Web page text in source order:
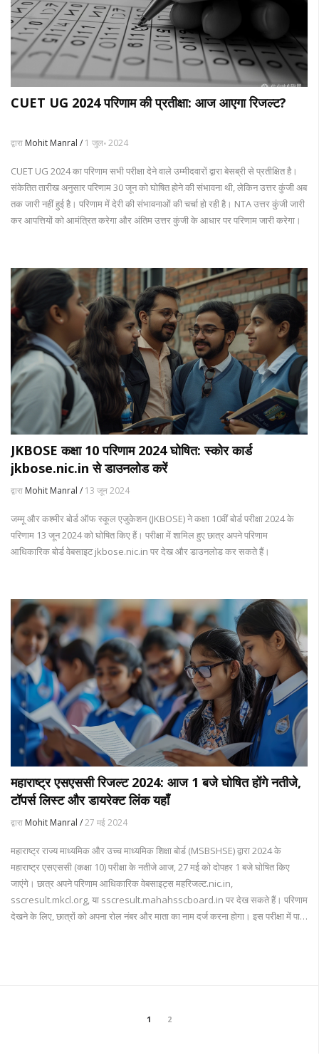
CUET UG 2024 परिणाम की प्रतीक्षा: आज आएगा रिजल्ट?
द्वारा Mohit Manral / 1 जुल॰ 2024
CUET UG 2024 का परिणाम सभी परीक्षा देने वाले उम्मीदवारों द्वारा बेसब्री से प्रतीक्षित है।
संकेतित तारीख अनुसार परिणाम 30 जून को घोषित होने की संभावना थी, लेकिन उत्तर कुंजी अब
तक जारी नहीं हुई है। परिणाम में देरी की संभावनाओं की चर्चा हो रही है। NTA उत्तर कुंजी जारी
कर आपत्तियों को आमंत्रित करेगा और अंतिम उत्तर कुंजी के आधार पर परिणाम जारी करेगा।
JKBOSE कक्षा 10 परिणाम 2024 घोषित: स्कोर कार्ड
jkbose.nic.in से डाउनलोड करें
द्वारा Mohit Manral / 13 जून 2024
जम्मू और कश्मीर बोर्ड ऑफ स्कूल एजुकेशन (JKBOSE) ने कक्षा 10वीं बोर्ड परीक्षा 2024 के
परिणाम 13 जून 2024 को घोषित किए हैं। परीक्षा में शामिल हुए छात्र अपने परिणाम
आधिकारिक बोर्ड वेबसाइट jkbose.nic.in पर देख और डाउनलोड कर सकते हैं।
महाराष्ट्र एसएससी रिजल्ट 2024: आज 1 बजे घोषित होंगे नतीजे,
टॉपर्स लिस्ट और डायरेक्ट लिंक यहाँ
द्वारा Mohit Manral /27 मई 2024
महाराष्ट्र राज्य माध्यमिक और उच्च माध्यमिक शिक्षा बोर्ड (MSBSHSE) द्वारा 2024 के
महाराष्ट्र एसएससी (कक्षा 10) परीक्षा के नतीजे आज, 27 मई को दोपहर 1 बजे घोषित किए
जाएंगे। छात्र अपने परिणाम आधिकारिक वेबसाइट्स महरिजल्ट.nic.in,
sscresult.mkcl.org, या sscresult.mahahsscboard.in पर देख सकते हैं। परिणाम
देखने के लिए, छात्रों को अपना रोल नंबर और माता का नाम दर्ज करना होगा। इस परीक्षा में पास
1 2